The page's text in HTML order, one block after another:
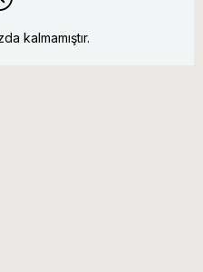
kalmamıştır.